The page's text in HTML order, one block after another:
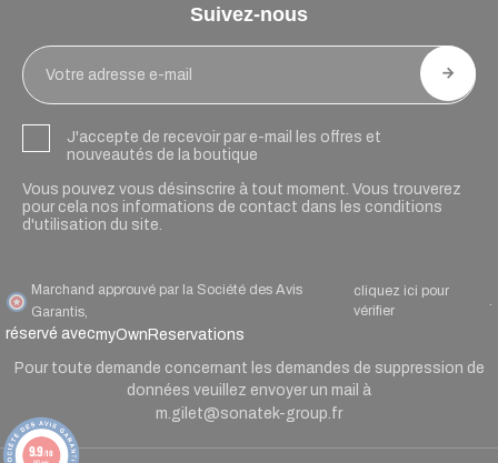
Suivez-nous
J'accepte de recevoir par e-mail les offres et
nouveautés de la boutique
Vous pouvez vous désinscrire à tout moment. Vous trouverez
pour cela nos informations de contact dans les conditions
d'utilisation du site.
Marchand approuvé par la Société des Avis
Garantis,
cliquez ici pour
vérifier
.
réservé avecmyOwnReservations
Pour toute demande concernant les demandes de suppression de
données veuillez envoyer un mail à
m.gilet@sonatek-group.fr
9.9/10